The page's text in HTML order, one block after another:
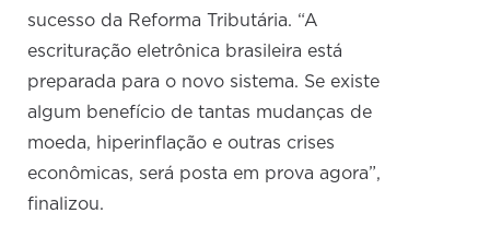
sucesso da Reforma Tributária. “A
escrituração eletrônica brasileira está
preparada para o novo sistema. Se existe
algum benefício de tantas mudanças de
moeda, hiperinflação e outras crises
econômicas, será posta em prova agora”,
finalizou.